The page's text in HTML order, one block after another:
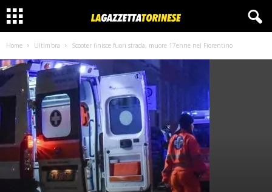
Home Ultim'ora Scooter finisce fuori strada, muore 17enne nel Fiorentino